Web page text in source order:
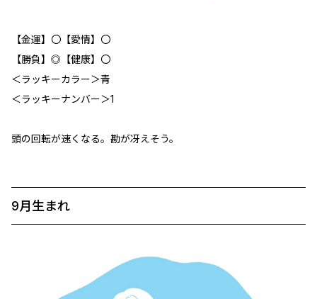
【金運】〇【愛情】〇
【勝負】◎【健康】〇
＜ラッキーカラー＞青
＜ラッキーナンバー＞1
頭の回転が速くなる。勘が冴えそう。
9月生まれ